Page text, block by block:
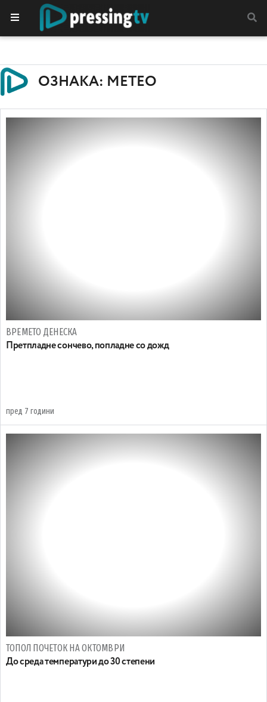
ОЗНАКА: МЕТЕО
ВРЕМЕТО ДЕНЕСКА
Претпладне сончево, попладне со дожд
пред 7 години
ТОПОЛ ПОЧЕТОК НА ОКТОМВРИ
До среда температури до 30 степени